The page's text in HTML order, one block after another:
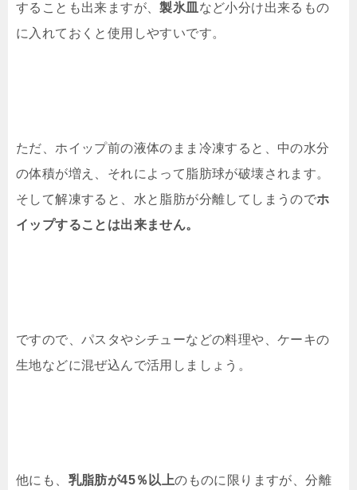
することも出来ますが、製氷皿 など小分け出来るもの
に入れておくと使用しやすいです。
ただ、ホイップ前の液体のまま冷凍すると、中の水分
の体積が増え、それによって脂肪球が破壊されます。
そして解凍すると、水と脂肪が分離してしまうのでホ
イップすることは出来ません。
ですので、パスタやシチューなどの料理や、ケーキの
生地などに混ぜ込んで活用しましょう。
他にも、 乳脂肪が45％以上のものに限りますが、分離